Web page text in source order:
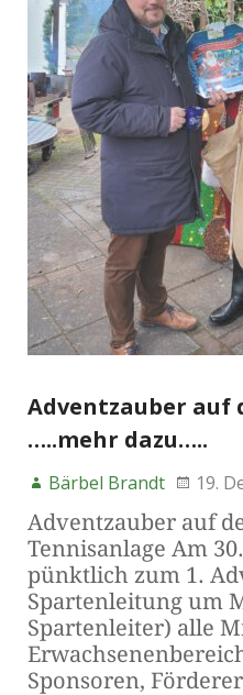
Adventzauber auf
…..mehr dazu…..
Bärbel Brandt 19.
Adventzauber auf
Tennisanlage Am
pünktlich zum 1.
Spartenleitung um
Spartenleiter) alle
Sponsoren,